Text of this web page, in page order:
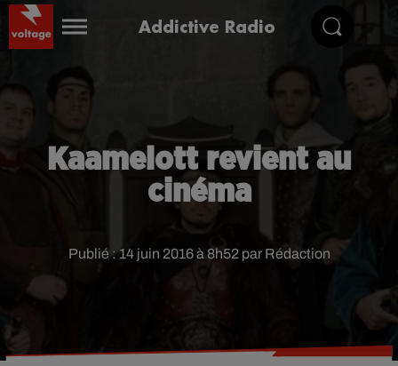
Addictive Radio
Kaamelott revient au
cinéma
Publié : 14 juin 2016 à 8h52 par Rédaction